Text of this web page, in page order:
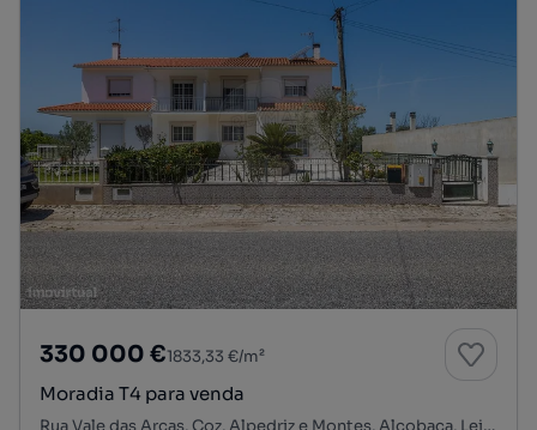
330 000 €1833,33 €/m²
Moradia T4 para venda
Rua Vale das Arcas, Coz, Alpedriz e Montes, Alcobaça, Leiria